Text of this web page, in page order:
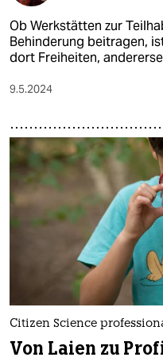
Ob Werkstätten zur
Behinderung beitragen,
dort Freiheiten,
9.5.2024
Citizen Science
Von Laien zu